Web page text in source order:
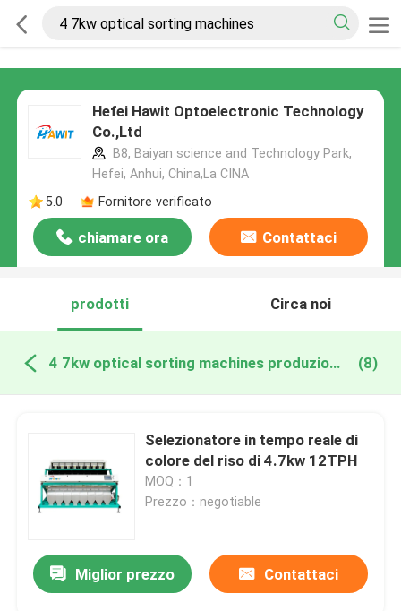
Hefei Hawit Optoelectronic Technology
Co.,Ltd
B8, Baiyan science and Technology Park,
Hefei, Anhui, China,La CINA
5.0
Fornitore verificato
chiamare ora Contattaci
prodotti Circa noi
4 7kw optical sorting machines produzione online (8)
Selezionatore in tempo reale di
colore del riso di 4.7kw 12TPH
MOQ：1
Prezzo：negotiable
Miglior prezzo Contattaci